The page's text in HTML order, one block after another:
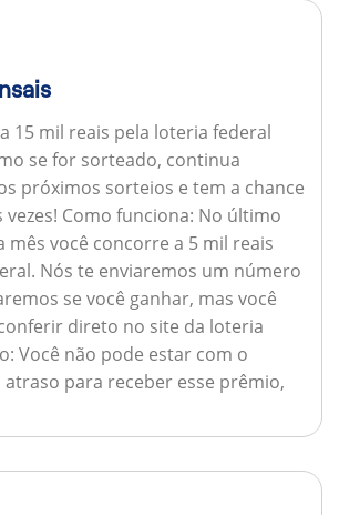
15 mil reais pela loteria federal
se for sorteado, continua
próximos sorteios e tem a chance
Como funciona: No último
mês você concorre a 5 mil reais
Nós te enviaremos um número
se você ganhar, mas você
direto no site da loteria
Você não pode estar com o
para receber esse prêmio,